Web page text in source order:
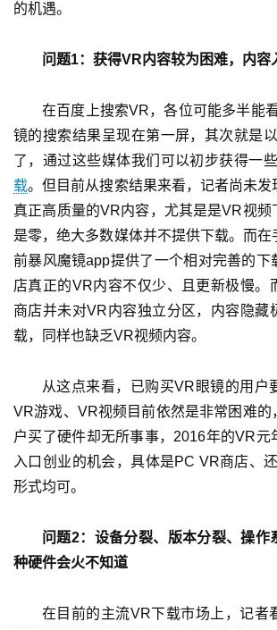
的机遇。
问题1：获得VR内容较为困难，内容
在百度上搜索VR，各位可能多半能
镜的搜索结果呈现在第一屏，其次就是
了，通过这些媒体我们可以初步获得一
载。但目前从搜索结果来看，记者尚未
真正高质量的VR内容，尤其是是VR视频
是零，绝大多数媒体并不提供下载。而在
前暴风魔镜app提供了一个相对完善的下
店真正的VR内容不仅少、且更新极慢。
商店并未对VR内容独立分区，内容隐藏
载，同样也缺乏VR视频内容。
从这点来看，已购买VR眼镜的用户
VR游戏、VR视频目前依然是非常困难的
户买了硬件却无所事事，2016年的VR元
入口创业的机会，具体是PC VR商店、
形式均可。
问题2：设备分裂、版本分裂、操作
种硬件会火不知道
在目前的主流VR下载市场上，记者